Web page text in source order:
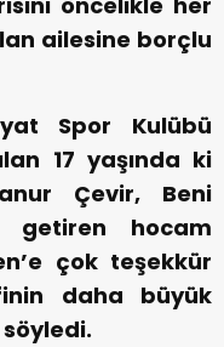
ailesine borçlu
Spor Kulübü
17 yaşında ki
Çevir, Beni
getiren hocam
çok teşekkür
daha büyük